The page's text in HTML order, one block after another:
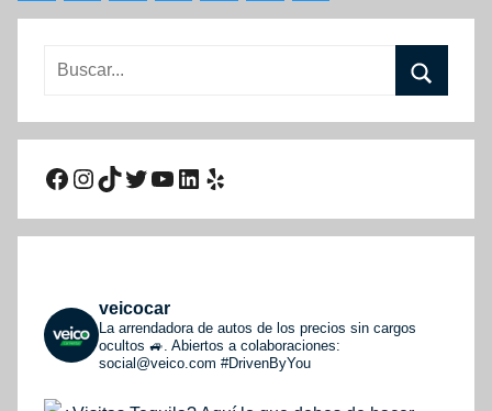
de
entradas
Buscar:
Facebook
Instagram
TikTok
Twitter
YouTube
LinkedIn
Yelp
veicocar
La arrendadora de autos de los precios sin cargos
ocultos 🚙. Abiertos a colaboraciones:
social@veico.com #DrivenByYou